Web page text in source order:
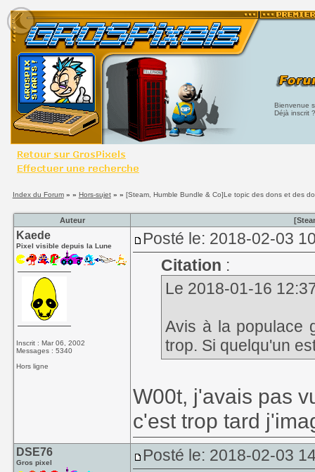
Bienvenue
Déjà inscrit
Index du Forum» » Hors-sujet» » [Steam, Humble Bundle & Co]Le topic des dons et des
Auteur
Kaede
Pixel visible depuis la Lune
Inscrit : Mar 06, 2002
Messages : 5340
Hors ligne
Posté le: 2018-02-03
Citation :
Le 2018-01-16
Avis à la populace
trop. Si quelqu'un
W00t, j'avais pas
c'est trop tard
DSE76
Gros pixel
Posté le: 2018-02-03